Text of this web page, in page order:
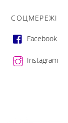
СОЦМЕРЕЖІ
Facebook
Instagram